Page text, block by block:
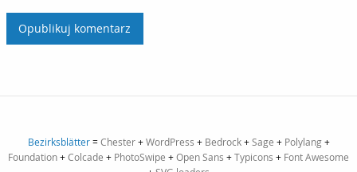
Bezirksblätter=Chester+WordPress + Bedrock+Sage + Polylang+
Foundation+Colcade + PhotoSwipe +Open Sans +Typicons + Font Awesome